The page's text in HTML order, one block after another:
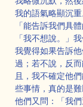
我的語氣略顯沉重
「能告訴我們具
「我不想說。」
我覺得如果告訴
過；若不說，反
且，我不確定他
些事情，真的是
他們又問：「我